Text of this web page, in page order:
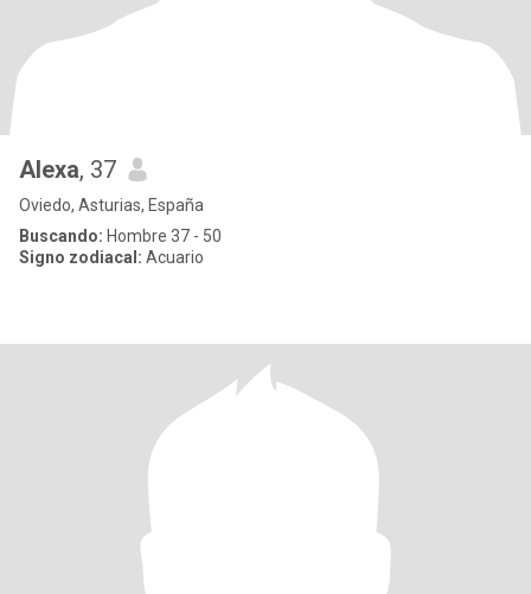
Alexa, 37
Oviedo, Asturias, España
Buscando: Hombre 37 - 50
Signo zodiacal: Acuario